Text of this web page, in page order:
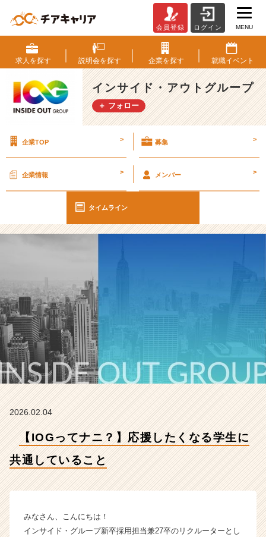
O
G
っ
て
ナ
ニ？】
た
る
学
に
て
い
こ
と
【イ
ン
サ
イ
ト
グ
ル
ー
イ
ム
会員登録 ログイン MENU
求人を探す 説明会を探す 企業を探す 就職イベント
インサイド・アウトグループ
＋ フォロー
企業TOP > 募集 >
企業情報 > メンバー >
タイムライン
2026.02.04
【IOGってナニ？】応援したくなる学生に
共通していること
みなさん、こんにちは！
インサイド・グループ新卒採用担当兼27卒のリクルーターとし